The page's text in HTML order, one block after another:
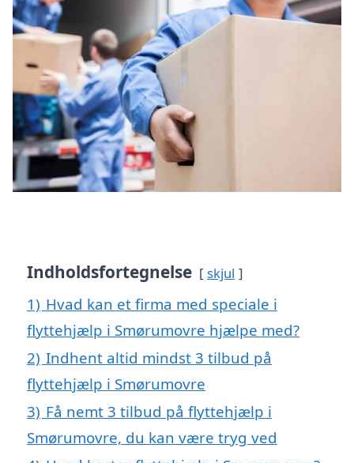
Indholdsfortegnelse skjul
1) Hvad kan et firma med speciale i
flyttehjælp i Smørumovre hjælpe med?
2) Indhent altid mindst 3 tilbud på
flyttehjælp i Smørumovre
3) Få nemt 3 tilbud på flyttehjælp i
Smørumovre, du kan være tryg ved